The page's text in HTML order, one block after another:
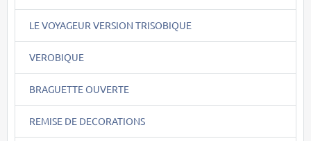
LE VOYAGEUR VERSION TRISOBIQUE
VEROBIQUE
BRAGUETTE OUVERTE
REMISE DE DECORATIONS